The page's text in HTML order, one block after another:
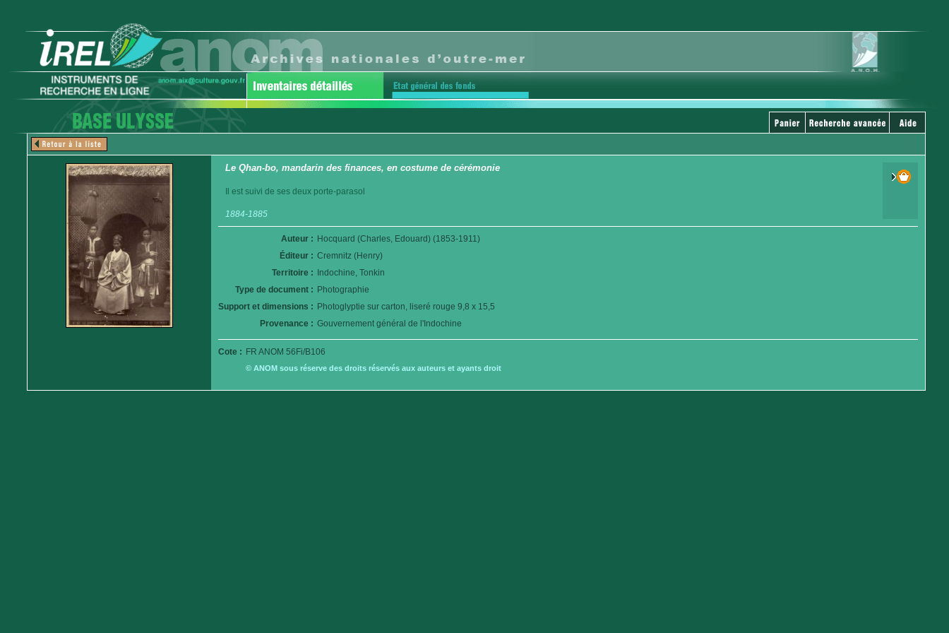
Le Qhan-bo, mandarin des finances, en costume de cérémonie
Il est suivi de ses deux porte-parasol
1884-1885
Auteur : Hocquard (Charles, Edouard) (1853-1911)
Éditeur : Cremnitz (Henry)
Territoire :
Indochine, Tonkin
Type de document : Photographie
Support et dimensions : Photoglyptie sur carton, liseré rouge 9,8 x 15,5
Provenance : Gouvernement général de l'Indochine
Cote : FR ANOM 56Fi/B106
© ANOM sous réserve des droits réservés aux auteurs et ayants droit